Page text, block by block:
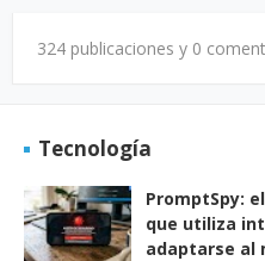
324 publicaciones y 0
Tecnología
PromptSpy:
que utiliza
adaptarse al